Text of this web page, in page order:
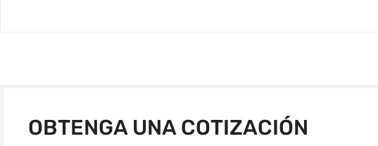
OBTENGA UNA COTIZACIÓN